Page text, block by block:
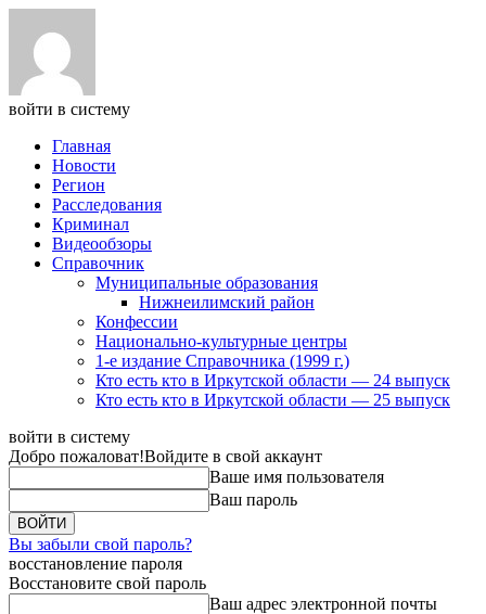
войти в систему
Главная
Новости
Регион
Расследования
Криминал
Видеообзоры
Справочник
Муниципальные образования
Нижнеилимский район
Конфессии
Национально-культурные центры
1-е издание Справочника (1999 г.)
Кто есть кто в Иркутской области — 24 выпуск
Кто есть кто в Иркутской области — 25 выпуск
войти в систему
Добро пожаловат!Войдите в свой аккаунт
Ваше имя пользователя
Ваш пароль
Вы забыли свой пароль?
восстановление пароля
Восстановите свой пароль
Ваш адрес электронной почты